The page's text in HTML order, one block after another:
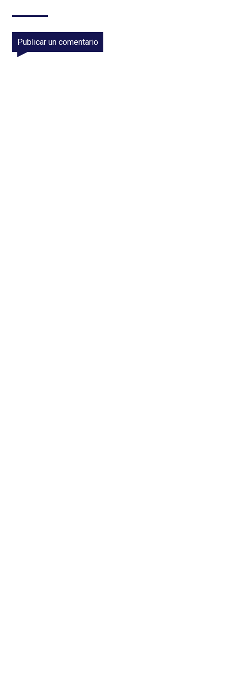
Publicar un comentario